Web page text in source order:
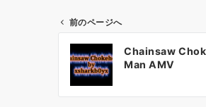
前のページへ
Chainsaw
Man AMV